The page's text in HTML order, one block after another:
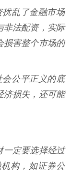
乱了金融市场
非法配资，实际
损害整个市场的
公平正义的底
济损失，还可能
一定要选择经过
构，如证券公